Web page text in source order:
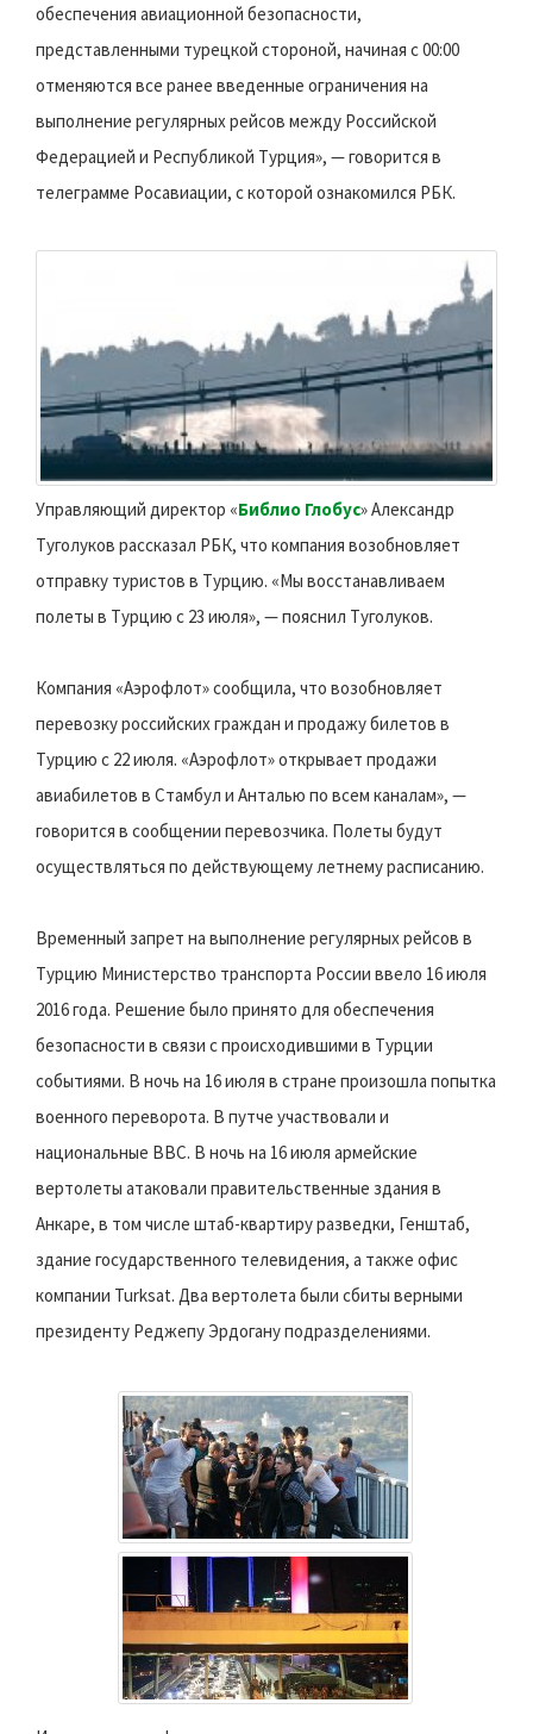
обеспечения авиационной безопасности,
представленными турецкой стороной, начиная с 00:00
отменяются все ранее введенные ограничения на
выполнение регулярных рейсов между Российской
Федерацией и Республикой Турция», — говорится в
телеграмме Росавиации, с которой ознакомился РБК.
Управляющий директор «Библио Глобус» Александр
Туголуков рассказал РБК, что компания возобновляет
отправку туристов в Турцию. «Мы восстанавливаем
полеты в Турцию с 23 июля», — пояснил Туголуков.
Компания «Аэрофлот» сообщила, что возобновляет
перевозку российских граждан и продажу билетов в
Турцию с 22 июля. «​Аэрофлот» открывает продажи
авиабилетов в Стамбул и Анталью по всем каналам», —
говорится в сообщении перевозчика. Полеты будут
осуществляться по действующему летнему расписанию.
Временный запрет на выполнение регулярных рейсов в
Турцию Министерство транспорта России ввело 16 июля
2016 года. Решение было принято для обеспечения
безопасности в связи с происходившими в Турции
событиями. В ночь на 16 июля в стране произошла попытка
военного переворота. В путче участвовали и
национальные ВВС. В ночь на 16 июля армейские
вертолеты атаковали правительственные здания в
Анкаре, в том числе штаб-квартиру разведки, Генштаб,
здание государственного телевидения, а также офис
компании Turksat. Два вертолета были сбиты верными
президенту Реджепу Эрдогану подразделениями.